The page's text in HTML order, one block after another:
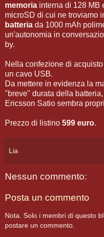
memoria interna di 128 MB
microSD di cui ne troviamo
batteria da 1000 mAh
un'autonomia in
by.
Nella confezione di
un cavo USB.
Da mettere in evidenza la
"breve" durata della
Ericsson Satio sembra
Prezzo di listino 599 euro.
Lia
Nessun commento:
Posta un commento
Nota. Solo i membri di questo
postare un commento.